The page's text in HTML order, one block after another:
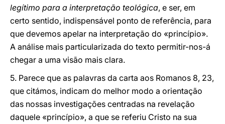
legítimo para a interpretação teológica, e ser, em
certo sentido, indispensável ponto de referência, para
que devemos apelar na interpretação do «princípio».
A análise mais particularizada do texto permitir-nos-á
chegar a uma visão mais clara.
5. Parece que as palavras da carta aos Romanos 8, 23,
que citámos, indicam do melhor modo a orientação
das nossas investigações centradas na revelação
daquele «princípio», a que se referiu Cristo na sua